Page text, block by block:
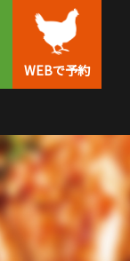
WEBで予約